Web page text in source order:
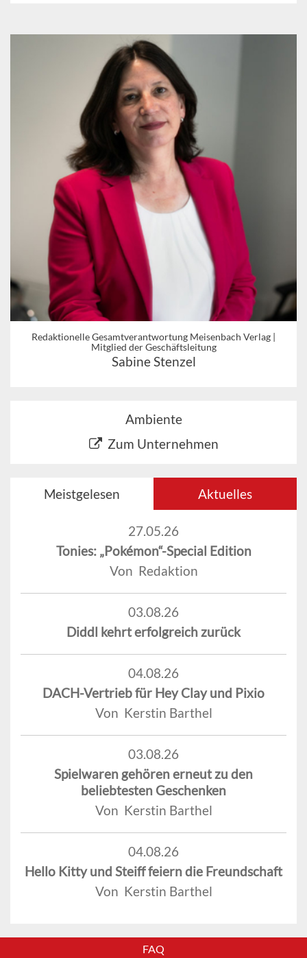
Redaktionelle Gesamtverantwortung Meisenbach Verlag |
Mitglied der Geschäftsleitung
Sabine Stenzel
Ambiente
Zum Unternehmen
Meistgelesen Aktuelles
27.05.26
Tonies: „Pokémon“-Special Edition
Von Redaktion
03.08.26
Diddl kehrt erfolgreich zurück
04.08.26
DACH-Vertrieb für Hey Clay und Pixio
Von Kerstin Barthel
03.08.26
Spielwaren gehören erneut zu den
beliebtesten Geschenken
Von Kerstin Barthel
04.08.26
Hello Kitty und Steiff feiern die Freundschaft
Von Kerstin Barthel
FAQ